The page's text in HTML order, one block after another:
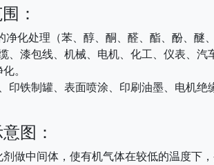
：
化处理（苯、醇、酮、醛、酯、酚、醚
漆包线、机械、电机、化工、仪表、汽
。
铁制罐、表面喷涂、印刷油墨、电机绝
图：
中间体，使有机气体在较低的温度下，